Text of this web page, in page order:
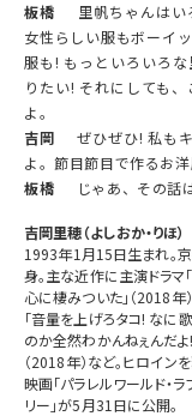
板橋
里帆ちゃんはい
女性らしい服もボーイ
服も! もっといろいろ
りたい! それにしても
よ。
吉岡
ぜひぜひ! 私も
よ。節目節目で作るお
板橋
じゃあ、その話
吉岡里穂（よしおか・りほ）
1993年1月15日生まれ。
身。主な近作に主演ドラマ
心に棲みついた」（2018年
「音量を上げろタコ! なに
のか全然わかんねぇんだよ
（2018年）など。ヒロイン
映画「パラレルワールド・ラ
リー」が5月31日に公開。